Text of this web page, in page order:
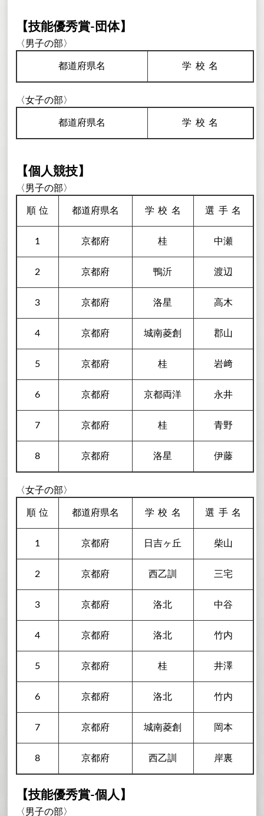
【技能優秀賞-団体】
〈男子の部〉
都道府県名 学校名
〈女子の部〉
都道府県名 学校名
【個人競技】
〈男子の部〉
順位 都道府県名 学校 名 選手名
1 京都府 桂 中瀬
2 京都府 鴨沂 渡辺
3 京都府 洛星 高木
4 京都府 城南菱創 郡山
5 京都府 桂 岩﨑
6 京都府 京都両洋 永井
7 京都府 桂 青野
8 京都府 洛星 伊藤
〈女子の部〉
順位 都道府県名 学校 名 選手名
1 京都府 日吉ヶ丘 柴山
2 京都府 西乙訓 三宅
3 京都府 洛北 中谷
4 京都府 洛北 竹内
5 京都府 桂 井澤
6 京都府 洛北 竹内
7 京都府 城南菱創 岡本
8 京都府 西乙訓 岸裏
【技能優秀賞-個人】
〈男子の部〉